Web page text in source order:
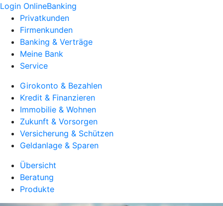
Login OnlineBanking
Privatkunden
Firmenkunden
Banking & Verträge
Meine Bank
Service
Girokonto & Bezahlen
Kredit & Finanzieren
Immobilie & Wohnen
Zukunft & Vorsorgen
Versicherung & Schützen
Geldanlage & Sparen
Übersicht
Beratung
Produkte